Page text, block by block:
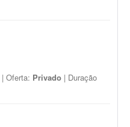
| Oferta: Privado | Duração